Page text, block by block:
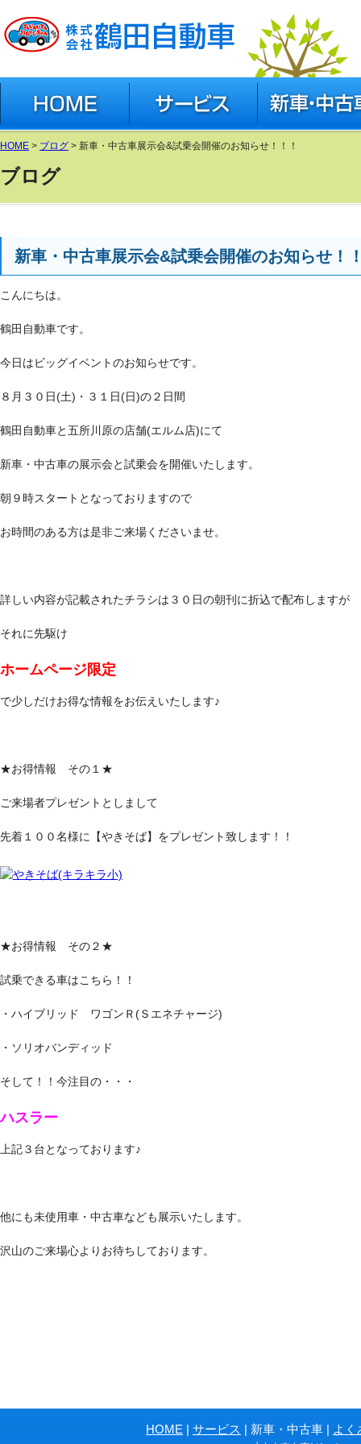
幸せ家族に寄り添う車を。
素敵な車探し お手伝いします。
HOME サービス
新車・中古車
中古車在庫(グーネッ
HOME > ブログ > 新車・中古車展示会&試乗会開催のお知らせ！！！
ブログ
新車・中古車展示会&試乗会開催のお知らせ！
こんにちは。
鶴田自動車です。
今日はビッグイベントのお知らせです。
８月３０日(土)・３１日(日)の２日間
鶴田自動車と五所川原の店舗(エルム店)にて
新車・中古車の展示会と試乗会を開催いたします。
朝９時スタートとなっておりますので
お時間のある方は是非ご来場くださいませ。
詳しい内容が記載されたチラシは３０日の朝刊に折込で配布しますが
それに先駆け
ホームページ限定
で少しだけお得な情報をお伝えいたします♪
★お得情報 その１★
ご来場者プレゼントとしまして
先着１００名様に【やきそば】をプレゼント致します！！
★お得情報 その２★
試乗できる車はこちら！！
・ハイブリッド ワゴンＲ(Ｓエネチャージ)
・ソリオバンディッド
そして！！今注目の・・・
ハスラー
上記３台となっております♪
他にも未使用車・中古車なども展示いたします。
沢山のご来場心よりお待ちしております。
HOME サービス 新車・中古車 よく